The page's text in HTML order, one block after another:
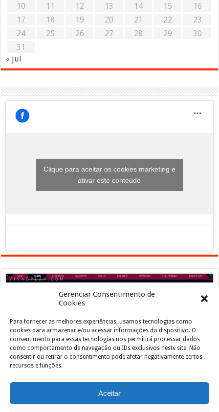
Gerenciar Consentimento de
Cookies
Para fornecer as melhores experiências, usamos tecnologias como
cookies para armazenar e/ou acessar informações do dispositivo. O
consentimento para essas tecnologias nos permitirá processar dados
como comportamento de navegação ou IDs exclusivos neste site. Não
consentir ou retirar o consentimento pode afetar negativamente certos
recursos e funções.
Aceitar
10
11 12 13 14 15
16
17
18 19 20 21 22
23
24
25 26 27 28 29
30
31
« jul
Clique para aceitar os cookies marketing e
ativar este conteúdo
Clique para aceitar os cookies marketing e
ativar este conteúdo